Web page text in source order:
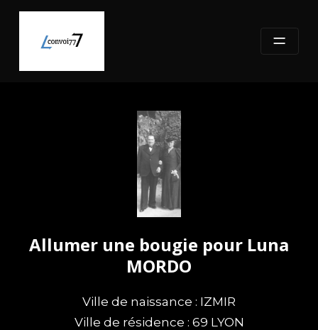
content
Allumer une bougie pour Luna
MORDO
Ville de naissance : IZMIR
Ville de résidence : 69 LYON